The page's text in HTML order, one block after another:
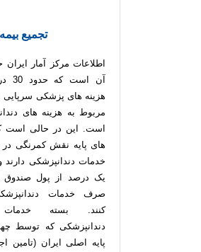
تجمیع
اطلاعات مرکز آمار ایران
آن
هزینه های پزشکی سرپایی
مربوط به هزینه های
است. این در حالی است
های پایه نقش کمرنگی
خدمات دندانپزشکی دارند
یک درصد از پول صندوق
صرف خدمات
کنند. بسته خدمات
دندانپزشکی که توسط
پایه اصلی ایران (تامین